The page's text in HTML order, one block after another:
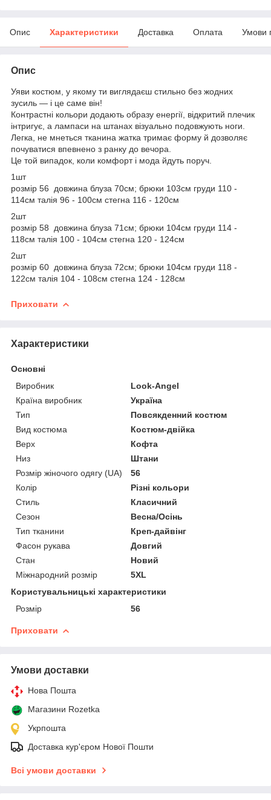
Опис Характеристики Доставка Оплата Умови
Опис
Уяви костюм, у якому ти виглядаєш стильно без жодних
зусиль — і це саме він!
Контрастні кольори додають образу енергії, відкритий плечик
інтригує, а лампаси на штанах візуально подовжують ноги.
Легка, не мнеться тканина жатка тримає форму й дозволяє
почуватися впевнено з ранку до вечора.
Це той випадок, коли комфорт і мода йдуть поруч.
1шт
розмір 56 довжина блуза 70см; брюки 103см груди 110 -
114см талія 96 - 100см стегна 116 - 120см
2шт
розмір 58 довжина блуза 71см; брюки 104см груди 114 -
118см талія 100 - 104см стегна 120 - 124см
2шт
розмір 60 довжина блуза 72см; брюки 104см груди 118 -
122см талія 104 - 108см стегна 124 - 128см
Приховати
Характеристики
Основні
Виробник
Look-Angel
Країна виробник
Україна
Тип
Повсякденний костюм
Вид костюма
Костюм-двійка
Верх
Кофта
Низ
Штани
Розмір жіночого одягу (UA)
56
Колір
Різні кольори
Стиль
Класичний
Сезон
Весна/Осінь
Тип тканини
Креп-дайвінг
Фасон рукава
Довгий
Стан
Новий
Міжнародний розмір
5XL
Користувальницькі характеристики
Розмір
56
Приховати
Умови доставки
Нова Пошта
Магазини Rozetka
Укрпошта
Доставка кур'єром Нової Пошти
Всі умови доставки